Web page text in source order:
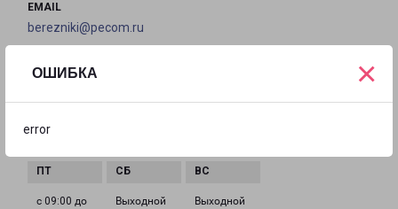
ОШИБКА
error
×
EMAIL
berezniki@pecom.ru
ГРАФИК РАБОТЫ
с 09:00 до
с 09:00 до
Выходной Выходной